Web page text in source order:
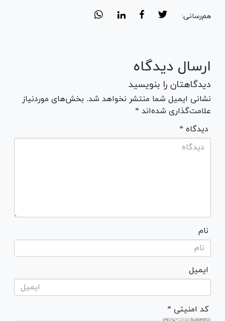
هم‌رسانی:
ارسال دیدگاه
دیدگاهتان را بنویسید
نشانی ایمیل شما منتشر نخواهد شد. بخش‌های موردنیاز
علامت‌گذاری شده‌اند *
* دیدگاه
نام
ایمیل
* کد امنیتی